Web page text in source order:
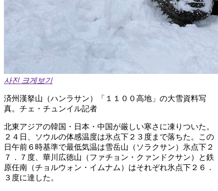
사진 크게보기
済州漢拏山（ハンラサン）「１１００高地」の大雪資料写
真。チェ・チュンイル記者
北東アジアの韓国・日本・中国が厳しい寒さに凍りついた。
２４日、ソウルの体感温度は氷点下２３度まで落ちた。この
日午前６時基準で最低気温は雪岳山（ソラクサン）氷点下２
７．７度、華川広徳山（ファチョン・クァンドクサン）と鉄
原任南（チョルウォン・イムナム）はそれぞれ氷点下２６．
３度に達した。